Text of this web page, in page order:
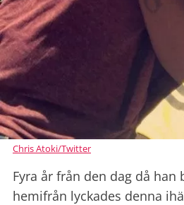
Chris Atoki/Twitter
Fyra år från den dag då han
hemifrån lyckades denna